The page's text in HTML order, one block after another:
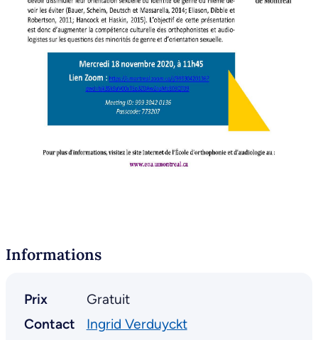
Informations
Prix
Gratuit
Contact
Ingrid Verduyckt